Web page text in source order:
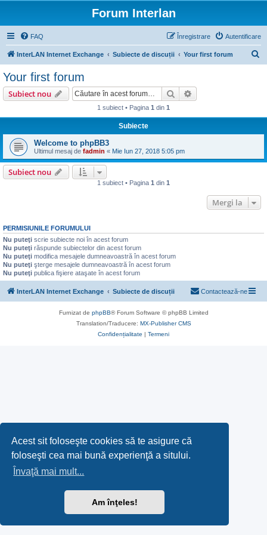
Acest sit foloseşte cookies să te asigure că
foloseşti cea mai bună experienţă a sitului.
Învaţă mai mult...
Am înţeles!
Forum Interlan
FAQ Autentificare
Înregistrare
InterLAN Internet Exchange Subiecte de discuții Your first forum
Your first forum
Subiect nou Căutare
1 subiect • Pagina 1 din 1
Subiecte
Welcome to phpBB3
Ultimul mesaj de fadmin « Mie Iun 27, 2018 5:05 pm
Subiect nou
1 subiect • Pagina 1 din 1
Mergi la
PERMISIUNILE FORUMULUI
Nu puteţi scrie subiecte noi în acest forum
Nu puteţi răspunde subiectelor din acest forum
Nu puteţi modifica mesajele dumneavoastră în acest forum
Nu puteţi şterge mesajele dumneavoastră în acest forum
Nu puteţi publica fişiere ataşate în acest forum
InterLAN Internet Exchange Subiecte de discuții Contactează-ne
Furnizat de phpBB® Forum Software © phpBB Limited
Translation/Traducere: MX-Publisher CMS
Confidențialitate | Termeni